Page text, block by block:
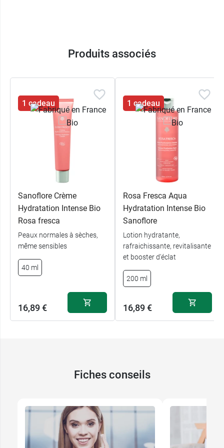
Produits associés
1 cadeau
Sanoflore Crème
Hydratation Intense Bio
Rosa fresca
Peaux normales à sèches,
même sensibles
40 ml
16,89 €
1 cadeau
Rosa Fresca Aqua
Hydratation Intense Bio
Sanoflore
Lotion hydratante,
rafraichissante, revitalisante
et booster d'éclat
200 ml
16,89 €
Fiches conseils